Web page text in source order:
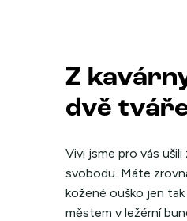
Z
dvě
Vivi jsme pro vás
svobodu. Máte
kožené ouško jen
městem v ležérní